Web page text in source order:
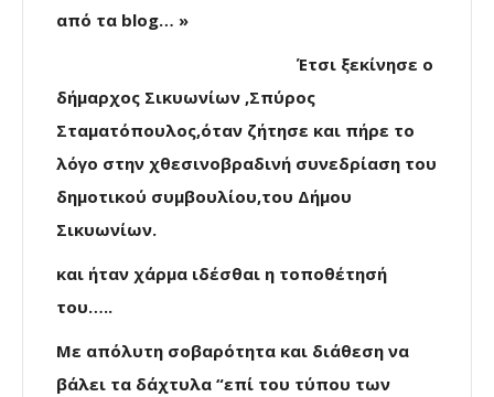
από τα blog… »
Έτσι ξεκίνησε ο
δήμαρχος Σικυωνίων ,Σπύρος
Σταματόπουλος,όταν ζήτησε και πήρε το
λόγο στην χθεσινοβραδινή συνεδρίαση του
δημοτικού συμβουλίου,του Δήμου
Σικυωνίων.
και ήταν χάρμα ιδέσθαι η τοποθέτησή
του…..
Με απόλυτη σοβαρότητα και διάθεση να
βάλει τα δάχτυλα “επί του τύπου των